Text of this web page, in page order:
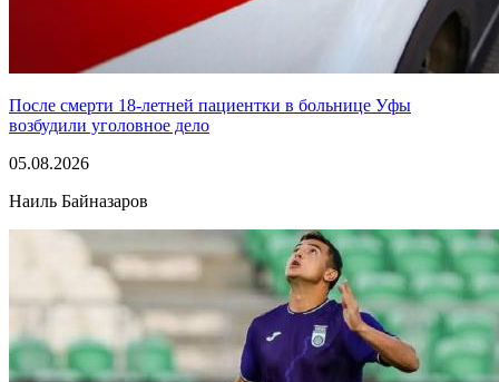
После смерти 18-летней пациентки в больнице Уфы
возбудили уголовное дело
05.08.2026
Наиль Байназаров